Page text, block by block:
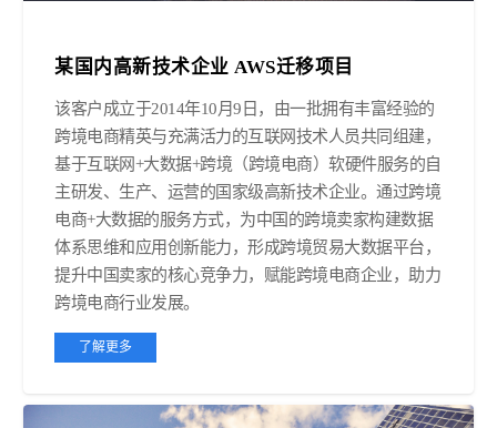
某国内高新技术企业 AWS迁移项目
该客户成立于2014年10月9日，由一批拥有丰富经验的
跨境电商精英与充满活力的互联网技术人员共同组建，
基于互联网+大数据+跨境（跨境电商）软硬件服务的自
主研发、生产、运营的国家级高新技术企业。通过跨境
电商+大数据的服务方式，为中国的跨境卖家构建数据
体系思维和应用创新能力，形成跨境贸易大数据平台，
提升中国卖家的核心竞争力，赋能跨境电商企业，助力
跨境电商行业发展。
了解更多